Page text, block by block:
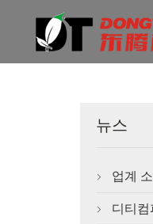
뉴스
 업계
 디티컴